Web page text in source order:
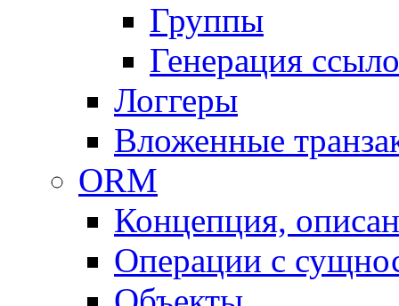
Группы
Генерация
Логгеры
Вложенные
ORM
Концепция,
Операции с